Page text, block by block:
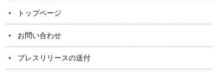
トップページ
お問い合わせ
プレスリリースの送付